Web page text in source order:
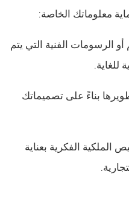
معلوماتك الخاصة:
الرسومات الفنية التي يتم
للغاية.
بناءً على تصميماتك
الفكرية بعناية